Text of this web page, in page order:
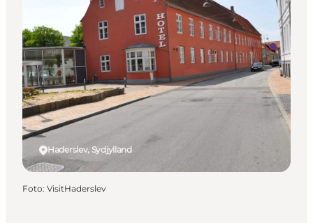
Haderslev, Sydjylland
Foto: VisitHaderslev